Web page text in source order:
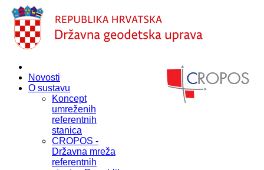
Novosti
O sustavu
Koncept
umreženih
referentnih
stanica
CROPOS -
Državna mreža
referentnih